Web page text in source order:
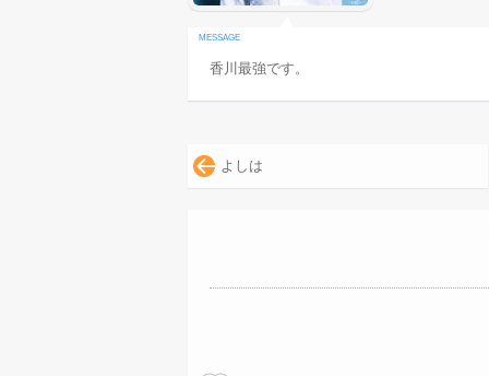
香川最強です。
よしは